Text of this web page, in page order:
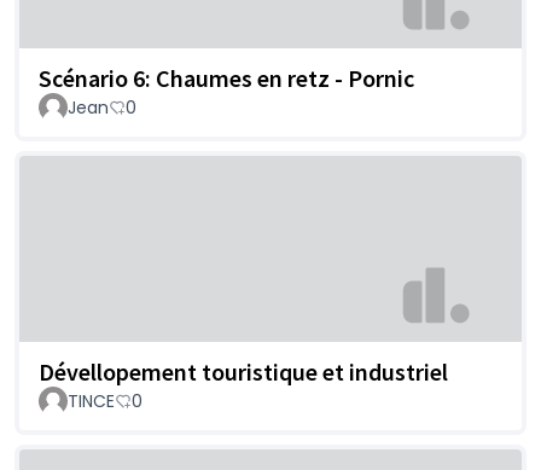
Scénario 6: Chaumes en retz - Pornic
Jean 0
Dévellopement touristique et industriel
TINCE 0